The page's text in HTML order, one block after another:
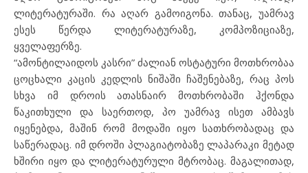
ლიტერატურაში. რა აღარ გამოიგონა. თანაც, უამრავ
ესეს წერდა ლიტერატურაზე, კომპოზიციაზე,
ყველაფერზე.
“ამონტილაიდოს კასრი” ძალიან ოსტატური მოთხრობაა
ცოცხალი კაცის კედლის ნიშაში ჩაშენებაზე, რაც პოს
სხვა იმ დროის ათასნაირ მოთხრობაში ჰქონდა
წაკითხული და საერთოდ, პო უამრავ ისეთ ამბავს
იყენებდა, მაშინ რომ მოდაში იყო სათხრობადაც და
საწერადაც. იმ დროში პლაგიატობაზე ლაპარაკი მეტად
ხშირი იყო და ლიტერატურული მტრობაც. მაგალითად,